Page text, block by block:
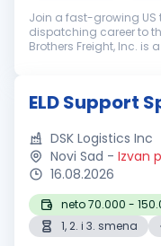
Join a fast-growing
dispatching career to
Brothers Freight, Inc.
ELD Support
DSK Logistics Inc
Novi Sad - Izvan
16.08.2026
neto 70.000 -
1, 2. i 3. smena